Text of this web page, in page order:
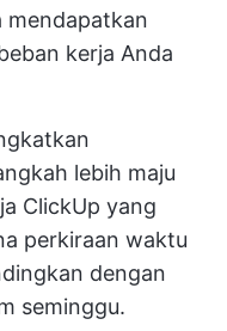
mendapatkan
kerja Anda
lebih maju
ClickUp yang
perkiraan waktu
dengan
seminggu.